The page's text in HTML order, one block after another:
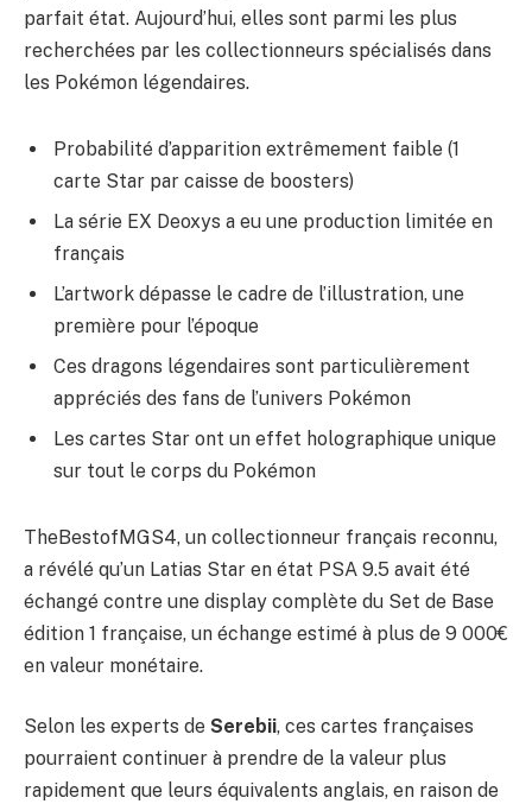
parfait état. Aujourd’hui, elles sont parmi les plus
recherchées par les collectionneurs spécialisés dans
les Pokémon légendaires.
Probabilité d’apparition extrêmement faible (1
carte Star par caisse de boosters)
La série EX Deoxys a eu une production limitée en
français
L’artwork dépasse le cadre de l’illustration, une
première pour l’époque
Ces dragons légendaires sont particulièrement
appréciés des fans de l’univers Pokémon
Les cartes Star ont un effet holographique unique
sur tout le corps du Pokémon
TheBestofMGS4, un collectionneur français reconnu,
a révélé qu’un Latias Star en état PSA 9.5 avait été
échangé contre une display complète du Set de Base
édition 1 française, un échange estimé à plus de 9 000€
en valeur monétaire.
Selon les experts de Serebii, ces cartes françaises
pourraient continuer à prendre de la valeur plus
rapidement que leurs équivalents anglais, en raison de